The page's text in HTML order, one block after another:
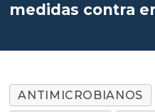
medidas contra
ANTIMICROBIANOS